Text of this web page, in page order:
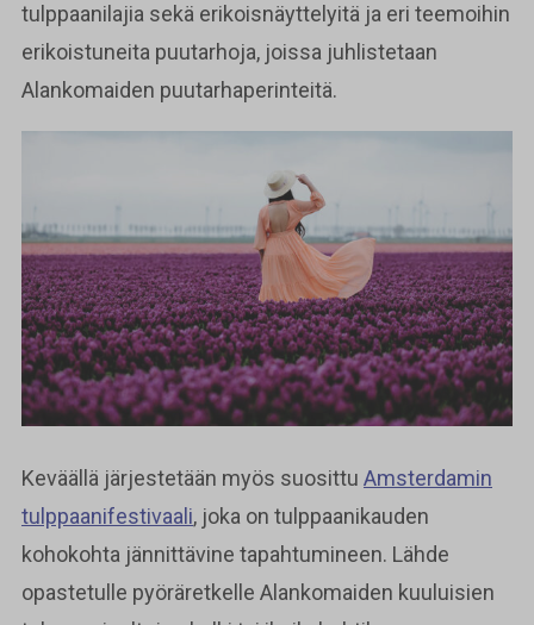
tulppaanilajia sekä erikoisnäyttelyitä ja eri teemoihin
erikoistuneita puutarhoja, joissa juhlistetaan
Alankomaiden puutarhaperinteitä.
Keväällä järjestetään myös suosittu Amsterdamin
tulppaanifestivaali, joka on tulppaanikauden
kohokohta jännittävine tapahtumineen. Lähde
opastetulle pyöräretkelle Alankomaiden kuuluisien